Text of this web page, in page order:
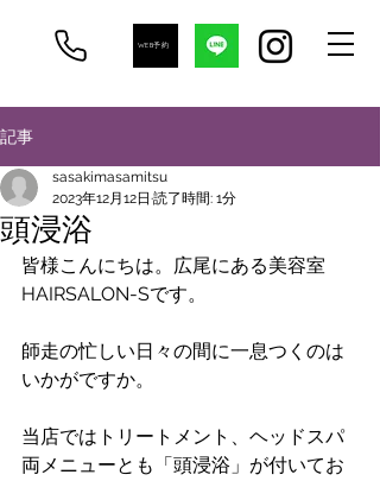
WEB予約
記事
頭浸浴
sasakimasamitsu
2023年12月12日 読了時間: 1分
皆様こんにちは。広尾にある美容室
HAIRSALON-Sです。
師走の忙しい日々の間に一息つくのは
いかがですか。
当店ではトリートメント、ヘッドスパ
両メニューとも「頭浸浴」が付いてお